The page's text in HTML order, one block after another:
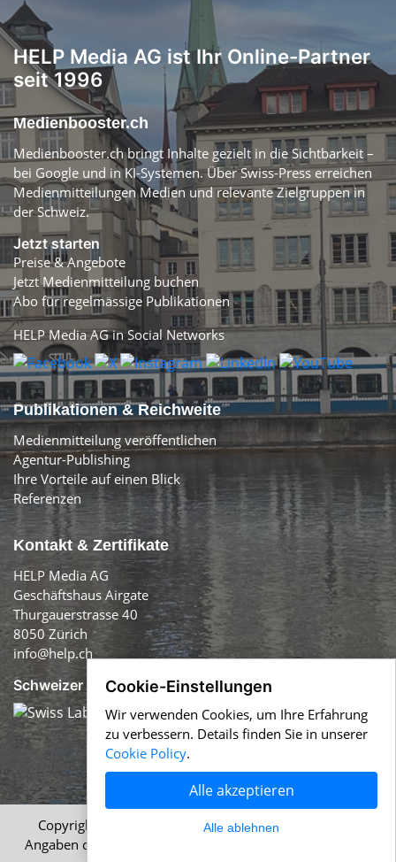
HELP Media AG ist Ihr Online-Partner
seit 1996
Medienbooster.ch
Medienbooster.ch bringt Inhalte gezielt in die Sichtbarkeit –
bei Google und in KI-Systemen. Über Swiss-Press erreichen
Medienmitteilungen Medien und relevante Zielgruppen in
der Schweiz.
Jetzt starten
Preise & Angebote
Jetzt Medienmitteilung buchen
Abo für regelmässige Publikationen
HELP Media AG in Social Networks
Publikationen & Reichweite
Medienmitteilung veröffentlichen
Agentur-Publishing
Ihre Vorteile auf einen Blick
Referenzen
Kontakt & Zertifikate
HELP Media AG
Geschäftshaus Airgate
Thurgauerstrasse 40
8050 Zürich
info@help.ch
Schweizer Qualität:
Copyright © 1996-2026 HELP Media AG, Zürich. Alle
Angaben ohne Gewähr.
Cookie-Einstellungen
Wir verwenden Cookies, um Ihre Erfahrung
zu verbessern. Details finden Sie in unserer
Cookie Policy.
Alle akzeptieren
Alle ablehnen